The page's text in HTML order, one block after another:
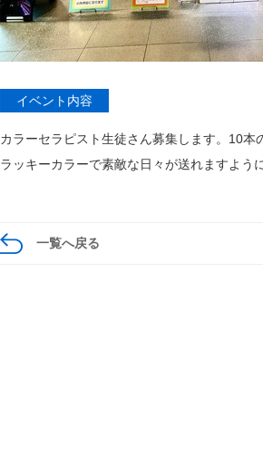
イベント内容
カラーセラピスト生徒さん募集します。10本
ラッキーカラーで素敵な日々が送れますように
一覧へ戻る